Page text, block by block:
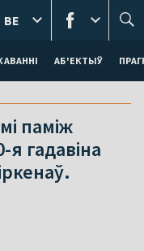
АБ'ЕКТЫЎ
BE
паміж
я гадавіна